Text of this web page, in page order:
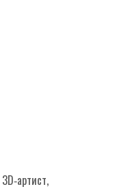
3D‑артист,